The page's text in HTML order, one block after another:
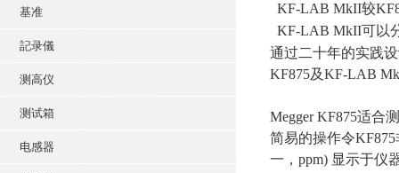
基准
記录儀
测高仪
测试箱
电感器
KF-LAB MkII较
KF-LAB MkII可以
通过二十年的实践
KF875及KF-LAB
Megger KF875适合
简易的操作令
一，ppm) 显示于仪